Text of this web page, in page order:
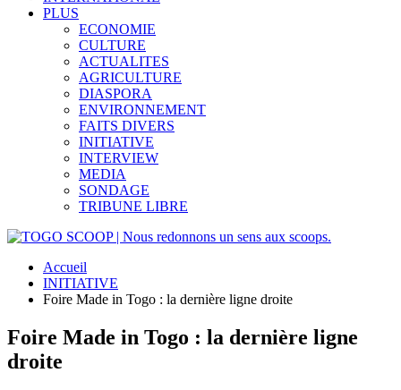
PLUS
ECONOMIE
CULTURE
ACTUALITES
AGRICULTURE
DIASPORA
ENVIRONNEMENT
FAITS DIVERS
INITIATIVE
INTERVIEW
MEDIA
SONDAGE
TRIBUNE LIBRE
Accueil
INITIATIVE
Foire Made in Togo : la dernière ligne droite
Foire Made in Togo : la dernière ligne
droite